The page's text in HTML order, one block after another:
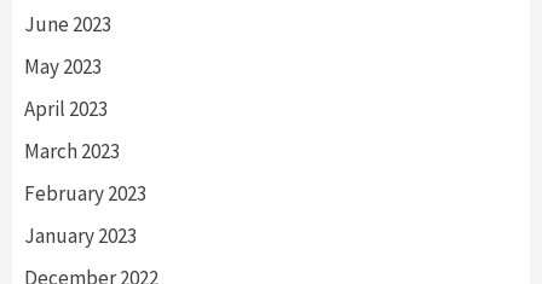
June 2023
May 2023
April 2023
March 2023
February 2023
January 2023
December 2022